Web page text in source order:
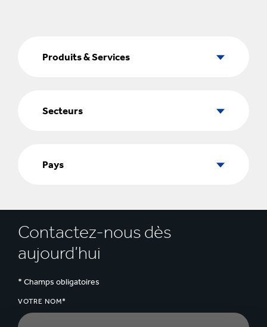
Produits & Services
Secteurs
Pays
Contactez-nous dès
aujourd’hui
* Champs obligatoires
VOTRE NOM*